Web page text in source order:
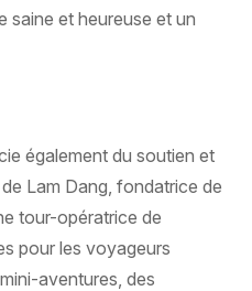
saine et heureuse et un
également du soutien et
Lam Dang, fondatrice de
tour-opératrice de
pour les voyageurs
aventures, des